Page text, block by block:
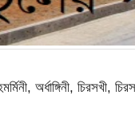
অর্ধাঙ্গিনী, চিরসখী,